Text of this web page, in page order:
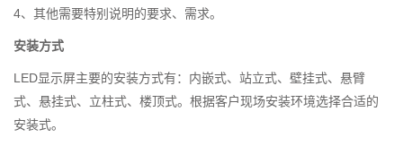
4、其他需要特别说明的要求、需求。
安装方式
LED显示屏主要的安装方式有：内嵌式、站立式、壁挂式、悬臂
式、悬挂式、立柱式、楼顶式。根据客户现场安装环境选择合适的
安装式。